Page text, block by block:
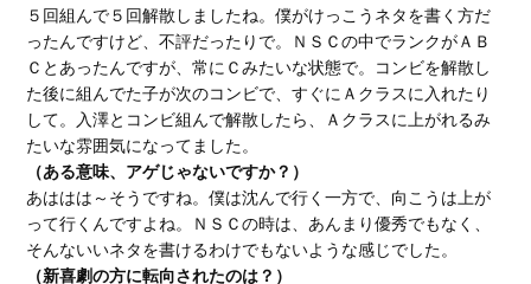
５回組んで５回解散しましたね。僕がけっこうネタを書く方だ
ったんですけど、不評だったりで。ＮＳＣの中でランクがＡＢ
Ｃとあったんですが、常にＣみたいな状態で。コンビを解散し
た後に組んでた子が次のコンビで、すぐにＡクラスに入れたり
して。入澤とコンビ組んで解散したら、Ａクラスに上がれるみ
たいな雰囲気になってました。
（ある意味、アゲじゃないですか？）
あははは～そうですね。僕は沈んで行く一方で、向こうは上が
って行くんですよね。ＮＳＣの時は、あんまり優秀でもなく、
そんないいネタを書けるわけでもないような感じでした。
（新喜劇の方に転向されたのは？）